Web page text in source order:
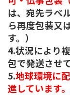
は、宛先ラベ
ら再度包装又
す。）
4.状況により
包で発送させ
5.地球環境に
進しています